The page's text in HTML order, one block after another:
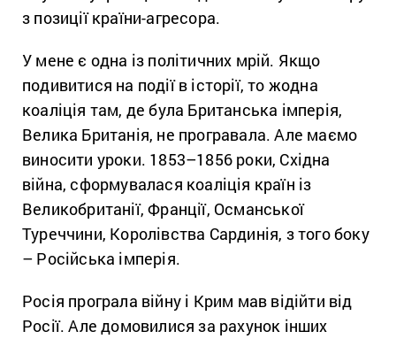
з позиції країни-агресора.
У мене є одна із політичних мрій. Якщо
подивитися на події в історії, то жодна
коаліція там, де була Британська імперія,
Велика Британія, не програвала. Але маємо
виносити уроки. 1853–1856 роки, Східна
війна, сформувалася коаліція країн із
Великобританії, Франції, Османської
Туреччини, Королівства Сардинія, з того боку
– Російська імперія.
Росія програла війну і Крим мав відійти від
Росії. Але домовилися за рахунок інших